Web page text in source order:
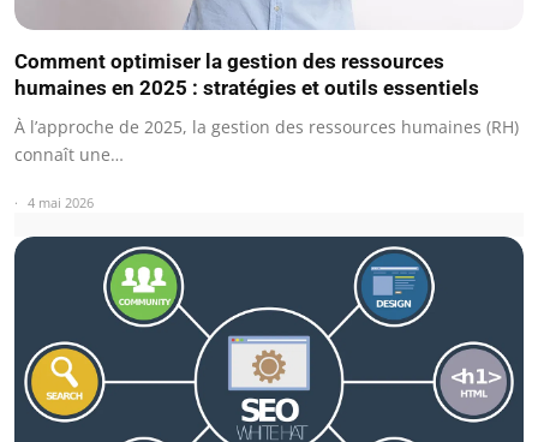
Comment optimiser la gestion des ressources
humaines en 2025 : stratégies et outils essentiels
À l’approche de 2025, la gestion des ressources humaines (RH)
connaît une…
4 mai 2026